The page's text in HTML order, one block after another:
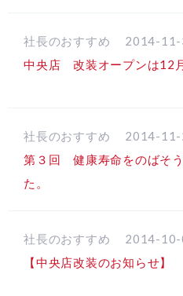
社長のおすすめ
2014-11-
中央店 改装オープンは12
社長のおすすめ
2014-11-
第３回 健康寿命をのばそ
た。
社長のおすすめ
2014-10-
【中央店改装のお知らせ】